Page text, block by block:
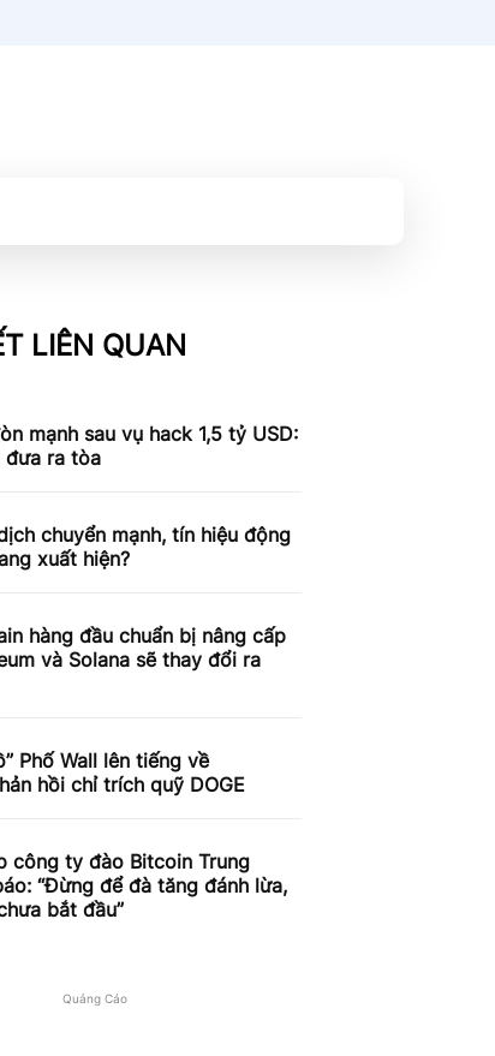
LIÊN QUAN
mạnh sau vụ hack 1,5 tỷ USD:
đưa ra tòa
chuyển mạnh, tín hiệu động
xuất hiện?
hàng đầu chuẩn bị nâng cấp
và Solana sẽ thay đổi ra
Phố Wall lên tiếng về
hồi chỉ trích quỹ DOGE
công ty đào Bitcoin Trung
“Đừng để đà tăng đánh lừa,
bắt đầu”
Quảng Cáo